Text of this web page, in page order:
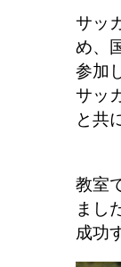
サッ
め、
参加
サッ
と共
教室
まし
成功